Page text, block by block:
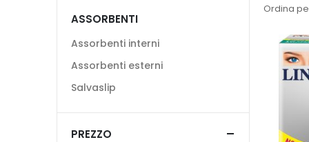
Ordina
ASSORBENTI
Assorbenti interni
Assorbenti esterni
Salvaslip
PREZZO